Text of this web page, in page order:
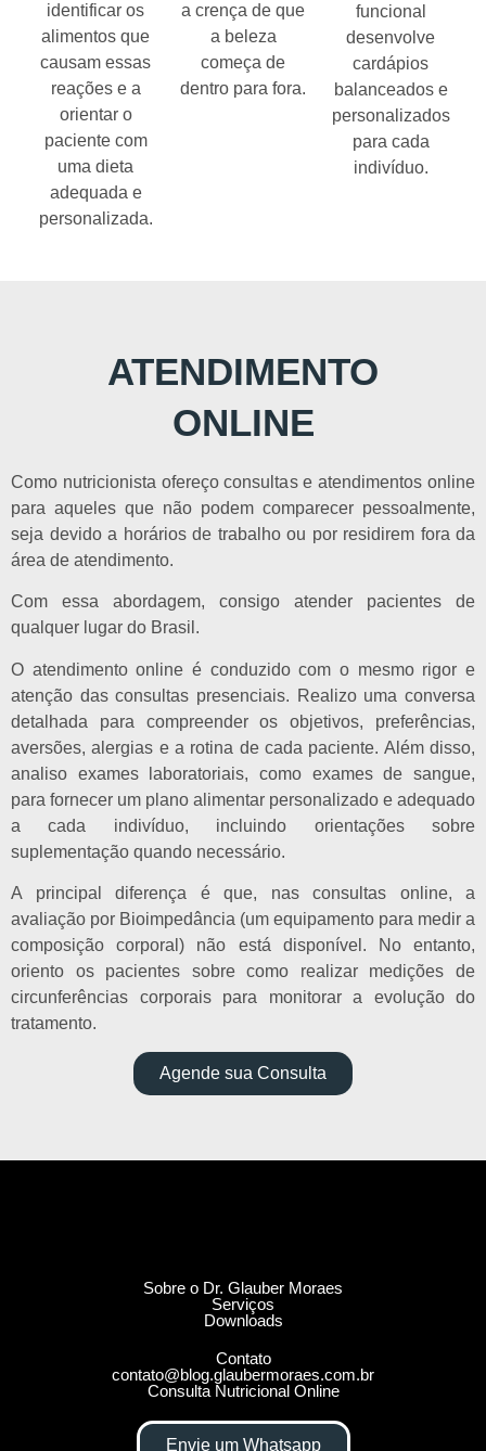
identificar os
alimentos que
causam essas
reações e a
orientar o
paciente com
uma dieta
adequada e
personalizada.
a crença de que
a beleza
começa de
dentro para fora.
funcional
desenvolve
cardápios
balanceados e
personalizados
para cada
indivíduo.
ATENDIMENTO
ONLINE
Como nutricionista ofereço consultas e atendimentos online
para aqueles que não podem comparecer pessoalmente,
seja devido a horários de trabalho ou por residirem fora da
área de atendimento.
Com essa abordagem, consigo atender pacientes de
qualquer lugar do Brasil.
O atendimento online é conduzido com o mesmo rigor e
atenção das consultas presenciais. Realizo uma conversa
detalhada para compreender os objetivos, preferências,
aversões, alergias e a rotina de cada paciente. Além disso,
analiso exames laboratoriais, como exames de sangue,
para fornecer um plano alimentar personalizado e adequado
a cada indivíduo, incluindo orientações sobre
suplementação quando necessário.
A principal diferença é que, nas consultas online, a
avaliação por Bioimpedância (um equipamento para medir a
composição corporal) não está disponível. No entanto,
oriento os pacientes sobre como realizar medições de
circunferências corporais para monitorar a evolução do
tratamento.
Agende sua Consulta
Sobre o Dr. Glauber Moraes
Serviços
Downloads
Contato
contato@blog.glaubermoraes.com.br
Consulta Nutricional Online
Envie um Whatsapp